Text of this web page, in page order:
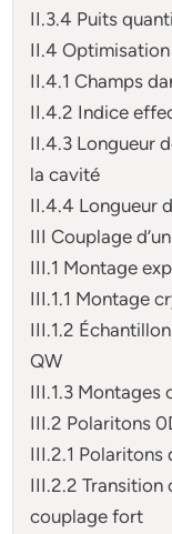
II.3.4 Puits
II.4
II.4.1 Champs
II.4.2 Indice
II.4.3 Longueur
la cavité
II.4.4 Longueur
III Couplage
III.1 Montage
III.1.1 Montage
III.1.2
QW
III.1.3 Montages
III.2 Polaritons
III.2.1 Polaritons
III.2.2 Transition
couplage fort